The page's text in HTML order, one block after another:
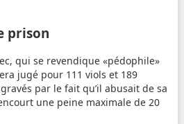
prison
qui se revendique «pédophile»
jugé pour 111 viols et 189
par le fait qu’il abusait de sa
une peine maximale de 20